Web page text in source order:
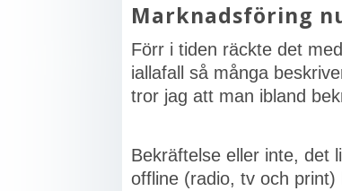
Marknadsföring
Förr i tiden räckte det
iallafall så många
tror jag att man ibland
Bekräftelse eller inte, det
offline (radio, tv och